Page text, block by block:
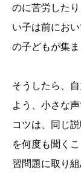
のに苦労した
い子は前にお
の子どもが集ま
そうしたら、
よう、小さな
コツは、同じ
を何度も聞く
習問題に取り組